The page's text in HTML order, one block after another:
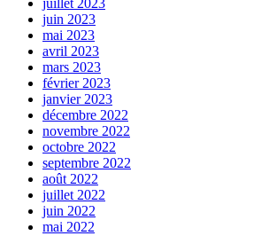
juillet 2023
juin 2023
mai 2023
avril 2023
mars 2023
février 2023
janvier 2023
décembre 2022
novembre 2022
octobre 2022
septembre 2022
août 2022
juillet 2022
juin 2022
mai 2022